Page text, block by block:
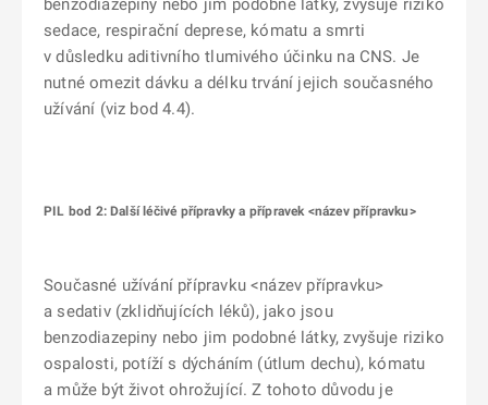
benzodiazepiny nebo jim podobné látky, zvyšuje riziko
sedace, respirační deprese, kómatu a smrti
v důsledku aditivního tlumivého účinku na CNS. Je
nutné omezit dávku a délku trvání jejich současného
užívání (viz bod 4.4).
PIL bod 2: Další léčivé přípravky a přípravek <název přípravku>
Současné užívání přípravku <název přípravku>
a sedativ (zklidňujících léků), jako jsou
benzodiazepiny nebo jim podobné látky, zvyšuje riziko
ospalosti, potíží s dýcháním (útlum dechu), kómatu
a může být život ohrožující. Z tohoto důvodu je